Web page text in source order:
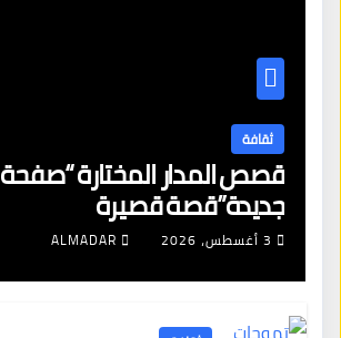
ثقافة
قصص المدار المختارة “صفحة
جديدة”قصة قصيرة
3 أغسطس، 2026 ALMADAR